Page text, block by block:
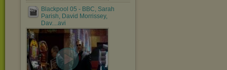
Blackpool 05 - BBC, Sarah
Parish, David Morrissey,
Dav....avi